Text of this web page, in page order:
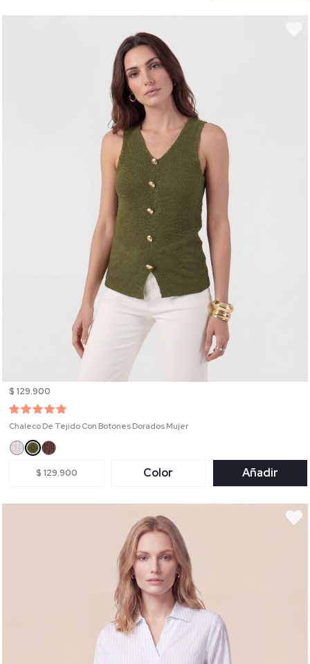
$ 129.900
Chaleco De Tejido Con Botones Dorados Mujer
$ 129.900 Color Añadir